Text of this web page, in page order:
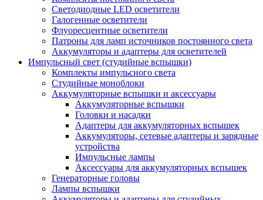
Светодиодные LED осветители
Галогенные осветители
Флуоресцентные осветители
Патроны для ламп источников постоянного света
Аккумуляторы и адаптеры для осветителей
Импульсный свет (студийные вспышки)
Комплекты импульсного света
Студийные моноблоки
Аккумуляторные вспышки и аксессуары
Аккумуляторные вспышки
Головки и насадки
Адаптеры для аккумуляторных вспышек
Аккумуляторы, сетевые адаптеры и зарядные
устройства
Импульсные лампы
Аксессуары для аккумуляторных вспышек
Генераторные головы
Лампы вспышки